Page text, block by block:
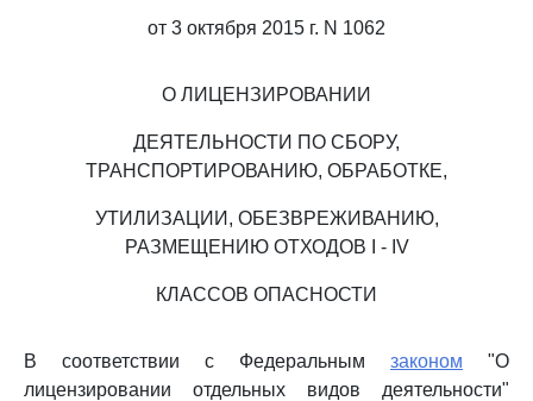
от 3 октября 2015 г. N 1062
О ЛИЦЕНЗИРОВАНИИ
ДЕЯТЕЛЬНОСТИ ПО СБОРУ,
ТРАНСПОРТИРОВАНИЮ, ОБРАБОТКЕ,
УТИЛИЗАЦИИ, ОБЕЗВРЕЖИВАНИЮ,
РАЗМЕЩЕНИЮ ОТХОДОВ I - IV
КЛАССОВ ОПАСНОСТИ
В соответствии с Федеральным законом "О
лицензировании отдельных видов деятельности"